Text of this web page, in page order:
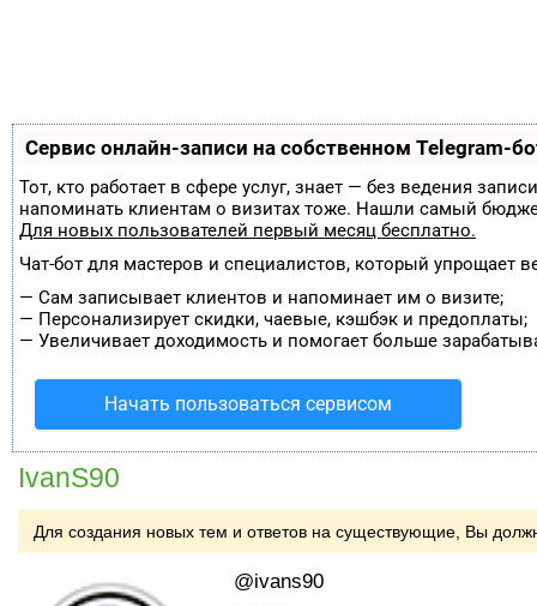
Сервис онлайн-записи на собственном Telegram-
Тот, кто работает в сфере услуг, знает — без ведения
напоминать клиентам о визитах тоже. Нашли самый
Для новых пользователей первый месяц бесплатно.
Чат-бот для мастеров и специалистов, который упрощает
— Сам записывает клиентов и напоминает им о визите;
— Персонализирует скидки, чаевые, кэшбэк и предоплаты;
— Увеличивает доходимость и помогает больше
Начать пользоваться сервисом
IvanS90
Для создания новых тем и ответов на существующие, Вы
@ivans90